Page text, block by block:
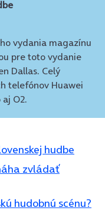
vydania magazínu
pre toto vydanie
Dallas. Celý
telefónov Huawei
aj O2.
hudbe
zvládať
hudobnú scénu?